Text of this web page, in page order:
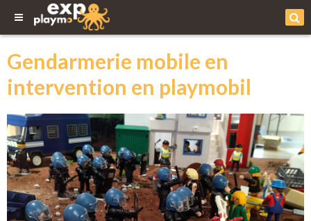
Gendarmerie mobile en
intervention en playmobil